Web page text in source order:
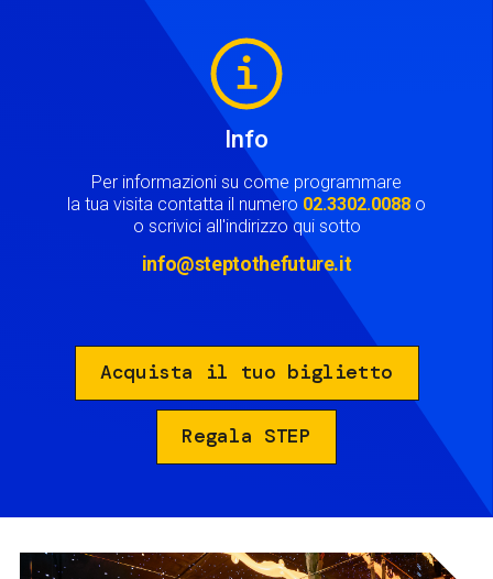
Info
Per informazioni su come programmare
la tua visita contatta il numero 02.3302.0088 o
o scrivici all'indirizzo qui sotto
info@steptothefuture.it
Acquista il tuo biglietto
Regala STEP